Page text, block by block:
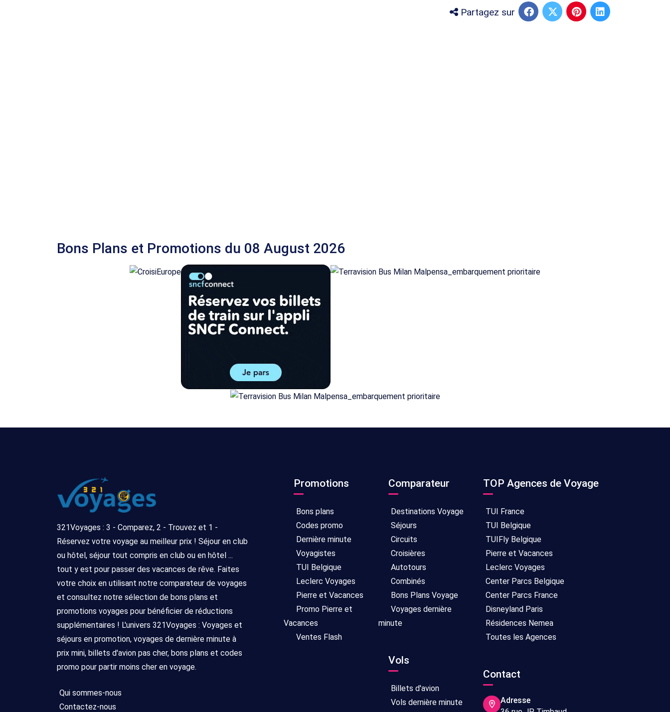
Partagez sur
Bons Plans et Promotions du 08 August 2026
321Voyages : 3 - Comparez, 2 - Trouvez et 1 -
Réservez votre voyage au meilleur prix ! Séjour en club
ou hôtel, séjour tout compris en club ou en hôtel ...
tout y est pour passer des vacances de rêve. Faites
votre choix en utilisant notre comparateur de voyages
et consultez notre sélection de bons plans et
promotions voyages pour bénéficier de réductions
supplémentaires ! L'univers 321Voyages : Voyages et
séjours en promotion, voyages de dernière minute à
prix mini, billets d'avion pas cher, bons plans et codes
promo pour partir moins cher en voyage.
Qui sommes-nous
Contactez-nous
Promotions
Bons plans
Codes promo
Dernière minute
Voyagistes
TUI Belgique
Leclerc Voyages
Pierre et Vacances
Promo Pierre et
Vacances
Ventes Flash
Comparateur
Destinations Voyage
Séjours
Circuits
Croisières
Autotours
Combinés
Bons Plans Voyage
Voyages dernière
minute
Vols
Billets d'avion
Vols dernière minute
TOP Agences de Voyage
TUI France
TUI Belgique
TUIFly Belgique
Pierre et Vacances
Leclerc Voyages
Center Parcs Belgique
Center Parcs France
Disneyland Paris
Résidences Nemea
Toutes les Agences
Contact
Adresse